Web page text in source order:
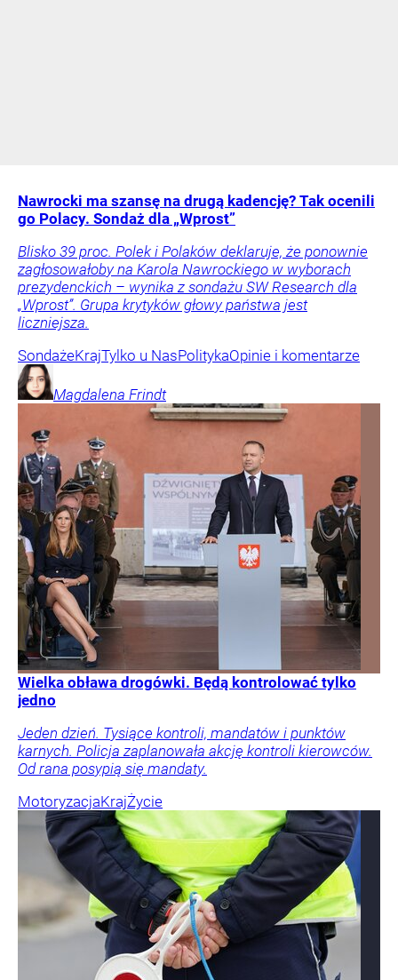
Nawrocki ma szansę na drugą kadencję? Tak ocenili
go Polacy. Sondaż dla „Wprost”
Blisko 39 proc. Polek i Polaków deklaruje, że ponownie
zagłosowałoby na Karola Nawrockiego w wyborach
prezydenckich – wynika z sondażu SW Research dla
„Wprost”. Grupa krytyków głowy państwa jest
liczniejsza.
SondażeKrajTylko u NasPolitykaOpinie i komentarze
Magdalena Frindt
Wielka obława drogówki. Będą kontrolować tylko
jedno
Jeden dzień. Tysiące kontroli, mandatów i punktów
karnych. Policja zaplanowała akcję kontroli kierowców.
Od rana posypią się mandaty.
MotoryzacjaKrajŻycie